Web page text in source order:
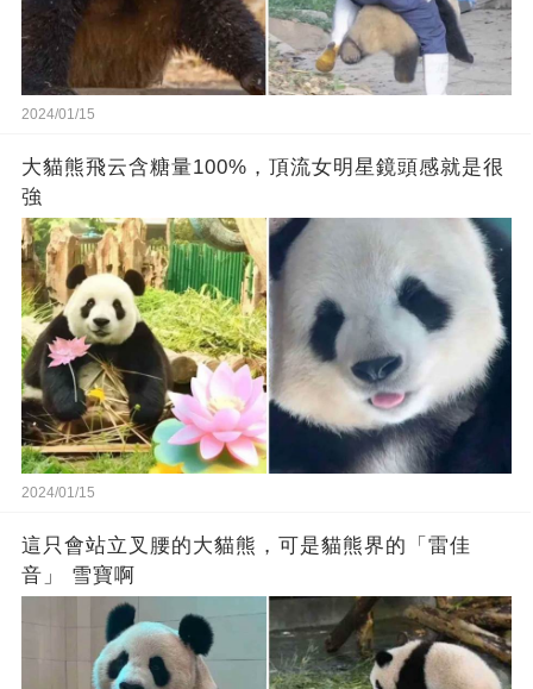
2024/01/15
大貓熊飛云含糖量100%，頂流女明星鏡頭感就是很
強
2024/01/15
這只會站立叉腰的大貓熊，可是貓熊界的「雷佳
音」 雪寶啊